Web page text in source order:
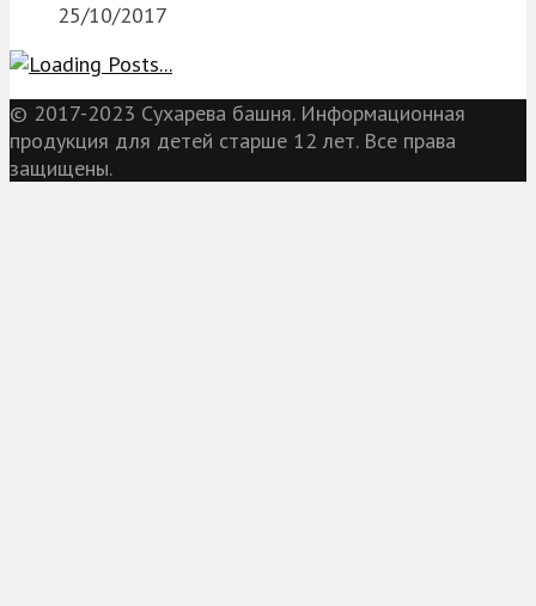
25/10/2017
© 2017-2023 Сухарева башня. Информационная
продукция для детей старше 12 лет. Все права
защищены.